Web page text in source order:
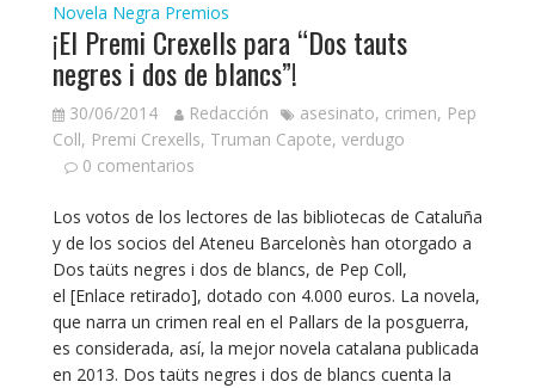
Novela Negra Premios
¡El Premi Crexells para “Dos tauts
negres i dos de blancs”!
30/06/2014 Redacción asesinato, crimen, Pep
Coll, Premi Crexells, Truman Capote, verdugo
0 comentarios
Los votos de los lectores de las bibliotecas de Cataluña
y de los socios del Ateneu Barcelonès han otorgado a
Dos taüts negres i dos de blancs, de Pep Coll,
el [Enlace retirado], dotado con 4.000 euros. La novela,
que narra un crimen real en el Pallars de la posguerra,
es considerada, así, la mejor novela catalana publicada
en 2013. Dos taüts negres i dos de blancs cuenta la